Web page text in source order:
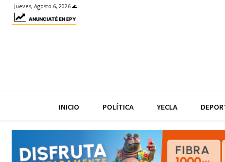
Jueves, Agosto 6, 2026 🌊
ANUNCIATÉ EN EPY
INICIO POLÍTICA YECLA